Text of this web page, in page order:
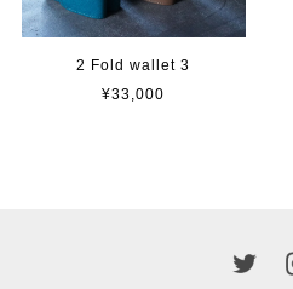
2 Fold wallet 3
¥33,000